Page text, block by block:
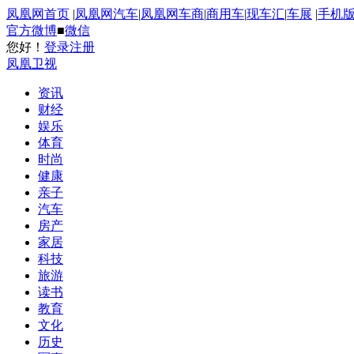
凤凰网首页 |凤凰网汽车|凤凰网车商|商用车|现车汇|车展 |手机版
官方微博■微信
您好！ 登录注册
凤凰卫视
资讯
财经
娱乐
体育
时尚
健康
亲子
汽车
房产
家居
科技
旅游
读书
教育
文化
历史